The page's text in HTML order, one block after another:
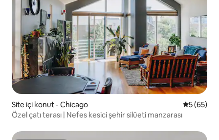
Site içi konut - Chicago 55 (65)
Özel çatı terası | Nefes kesici şehir silüeti manzarası